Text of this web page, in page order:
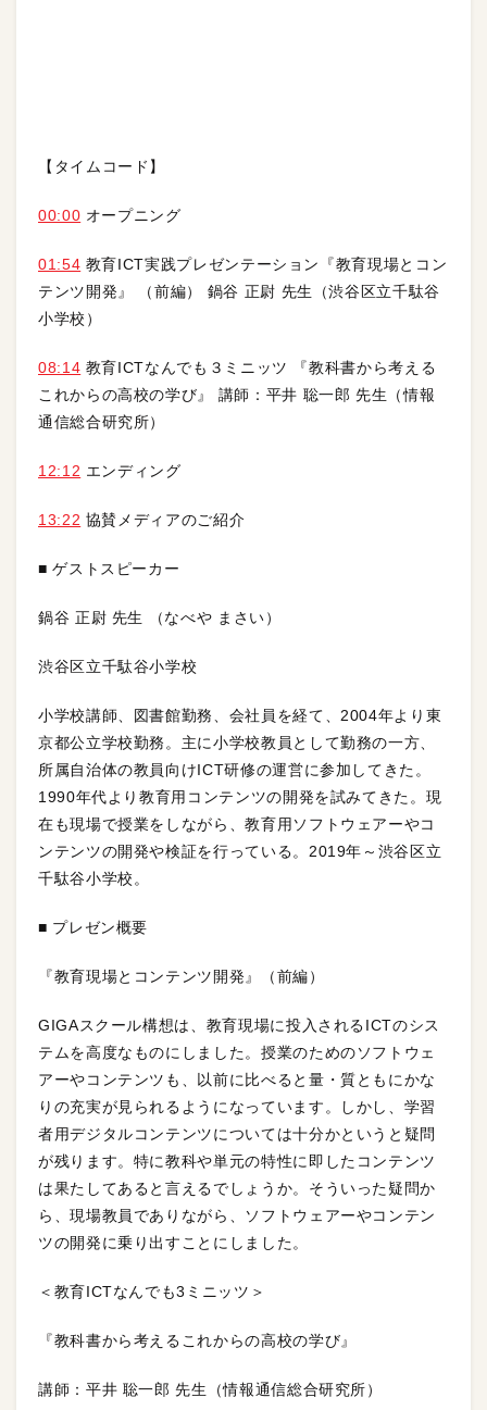
【タイムコード】
00:00 オープニング
01:54 教育ICT実践プレゼンテーション『教育現場とコン
テンツ開発』 （前編） 鍋谷 正尉 先生（渋谷区立千駄谷
小学校）
08:14 教育ICTなんでも３ミニッツ 『教科書から考える
これからの高校の学び』 講師：平井 聡一郎 先生（情報
通信総合研究所）
12:12 エンディング
13:22 協賛メディアのご紹介
■ ゲストスピーカー
鍋谷 正尉 先生 （なべや まさい）
渋谷区立千駄谷小学校
小学校講師、図書館勤務、会社員を経て、2004年より東
京都公立学校勤務。主に小学校教員として勤務の一方、
所属自治体の教員向けICT研修の運営に参加してきた。
1990年代より教育用コンテンツの開発を試みてきた。現
在も現場で授業をしながら、教育用ソフトウェアーやコ
ンテンツの開発や検証を行っている。2019年～渋谷区立
千駄谷小学校。
■ プレゼン概要
『教育現場とコンテンツ開発』（前編）
GIGAスクール構想は、教育現場に投入されるICTのシス
テムを高度なものにしました。授業のためのソフトウェ
アーやコンテンツも、以前に比べると量・質ともにかな
りの充実が見られるようになっています。しかし、学習
者用デジタルコンテンツについては十分かというと疑問
が残ります。特に教科や単元の特性に即したコンテンツ
は果たしてあると言えるでしょうか。そういった疑問か
ら、現場教員でありながら、ソフトウェアーやコンテン
ツの開発に乗り出すことにしました。
＜教育ICTなんでも3ミニッツ＞
『教科書から考えるこれからの高校の学び』
講師：平井 聡一郎 先生（情報通信総合研究所）